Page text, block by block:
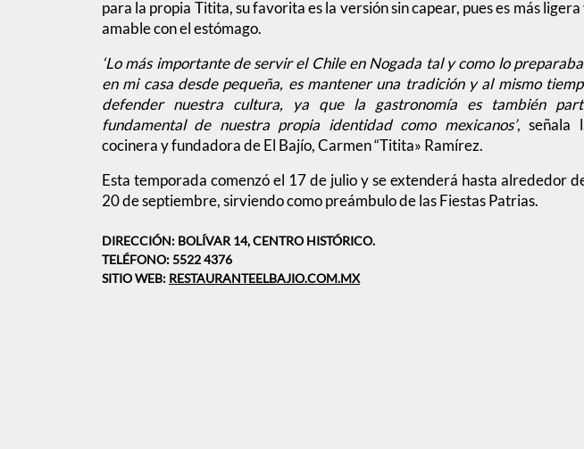
para la propia Titita, su favorita es la versión sin capear, pues es más ligera
amable con el estómago.
‘Lo más importante de servir el Chile en Nogada tal y como lo
en mi casa desde pequeña, es mantener una tradición y al mismo
defender nuestra cultura, ya que la gastronomía es también
fundamental de nuestra propia identidad como mexicanos’, señala
cocinera y fundadora de El Bajío, Carmen “Titita» Ramírez.
Esta temporada comenzó el 17 de julio y se extenderá hasta alrededor
20 de septiembre, sirviendo como preámbulo de las Fiestas Patrias.
DIRECCIÓN: BOLÍVAR 14, CENTRO HISTÓRICO.
TELÉFONO: 5522 4376
SITIO WEB: RESTAURANTEELBAJIO.COM.MX